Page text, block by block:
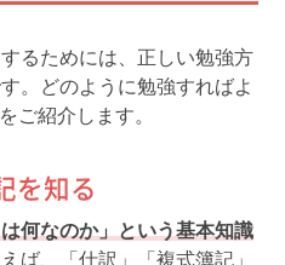
るためには、正しい勉強方
。どのように勉強すればよ
ご紹介します。
を知る
何なのか」という基本知識
ば、「仕訳」「複式簿記」